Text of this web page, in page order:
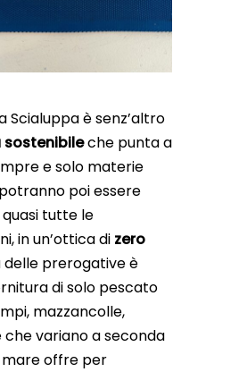
Scialuppa è senz’altro
sostenibileche punta a
e solo materie
poi essere
tutte le
in un’ottica di zero
delle prerogative è
di solo pescato
mazzancolle,
variano a seconda
mare offre per